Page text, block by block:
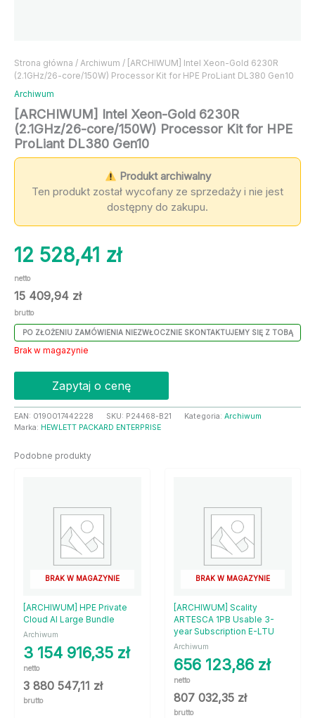
Strona główna / Archiwum / [ARCHIWUM] Intel Xeon-Gold 6230R
(2.1GHz/26-core/150W) Processor Kit for HPE ProLiant DL380 Gen10
Archiwum
[ARCHIWUM] Intel Xeon-Gold 6230R
(2.1GHz/26-core/150W) Processor Kit for HPE
ProLiant DL380 Gen10
Produkt archiwalny
Ten produkt został wycofany ze sprzedaży i nie jest
dostępny do zakupu.
12 528,41 zł
netto
15 409,94 zł
brutto
PO ZŁOŻENIU ZAMÓWIENIA NIEZWŁOCZNIE SKONTAKTUJEMY SIĘ Z TOBĄ
Brak w magazynie
Zapytaj o cenę
EAN: 0190017442228 SKU: P24468-B21 Kategoria: Archiwum
Marka: HEWLETT PACKARD ENTERPRISE
Podobne produkty
BRAK W MAGAZYNIE
[ARCHIWUM] HPE Private
Cloud AI Large Bundle
Archiwum
3 154 916,35 zł
netto
3 880 547,11 zł
brutto
BRAK W MAGAZYNIE
[ARCHIWUM] Scality
ARTESCA 1PB Usable 3-
year Subscription E-LTU
Archiwum
656 123,86 zł
netto
807 032,35 zł
brutto